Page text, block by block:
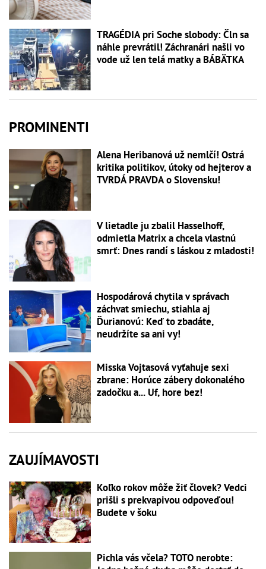
TRAGÉDIA pri Soche slobody: Čln sa
náhle prevrátil! Záchranári našli vo
vode už len telá matky a BÁBÄTKA
PROMINENTI
Alena Heribanová už nemlčí! Ostrá
kritika politikov, útoky od hejterov a
TVRDÁ PRAVDA o Slovensku!
V lietadle ju zbalil Hasselhoff,
odmietla Matrix a chcela vlastnú
smrť: Dnes randí s láskou z mladosti!
Hospodárová chytila v správach
záchvat smiechu, stiahla aj
Ďurianovú: Keď to zbadáte,
neudržíte sa ani vy!
Misska Vojtasová vyťahuje sexi
zbrane: Horúce zábery dokonalého
zadočku a... Uf, hore bez!
ZAUJÍMAVOSTI
Koľko rokov môže žiť človek? Vedci
prišli s prekvapivou odpoveďou!
Budete v šoku
Pichla vás včela? TOTO nerobte: